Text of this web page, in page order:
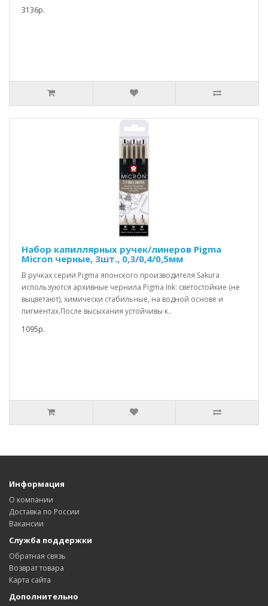
3136р.
Набор капиллярных ручек/линеров Pigma
Micron черные, 3шт., 0,3/0,4/0,5мм
В ручках серии Pigma японского производителя Sakura
используются архивные чернила Pigma Ink: светостойкие (не
выцветают), химически стабильные, на водной основе и
пигментах.После высыхания устойчивы к..
1095р.
Информация
О компании
Доставка по России
Вакансии
Служба поддержки
Обратная связь
Возврат товара
Карта сайта
Дополнительно